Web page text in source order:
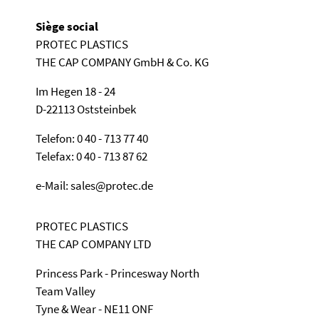
Siège social
PROTEC PLASTICS
THE CAP COMPANY GmbH & Co. KG
Im Hegen 18 - 24
D-22113 Oststeinbek
Telefon: 0 40 - 713 77 40
Telefax: 0 40 - 713 87 62
e-Mail: sales@protec.de
PROTEC PLASTICS
THE CAP COMPANY LTD
Princess Park - Princesway North
Team Valley
Tyne & Wear - NE11 ONF